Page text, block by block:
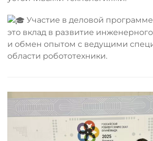
Участие в деловой
это вклад в развитие
и обмен опытом с ведущими
области робототехники.